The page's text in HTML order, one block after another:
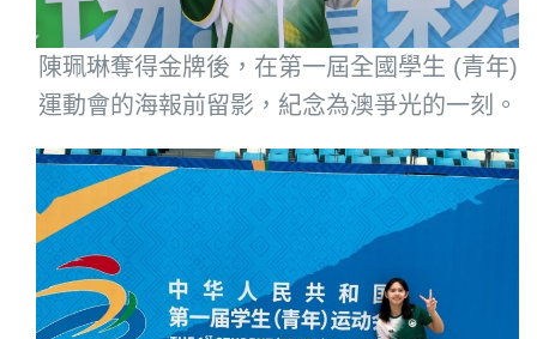
陳珮琳奪得金牌後，在第一屆全國學生 (青年)
運動會的海報前留影，紀念為澳爭光的一刻。